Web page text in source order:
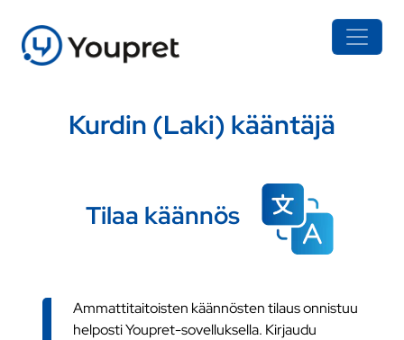
Kurdin (Laki) kääntäjä
Tilaa käännös
Ammattitaitoisten käännösten tilaus onnistuu
helposti Youpret-sovelluksella. Kirjaudu